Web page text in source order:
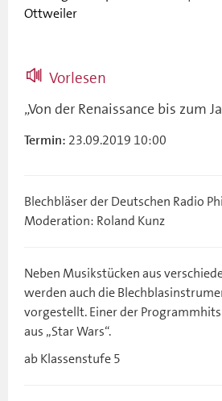
Ottweiler
Vorlesen
„Von der Renaissance bis zum
Termin: 23.09.2019 10:00
Blechbläser der Deutschen Radio
Moderation: Roland Kunz
Neben Musikstücken aus
werden auch die
vorgestellt. Einer der
aus „Star Wars“.
ab Klassenstufe 5